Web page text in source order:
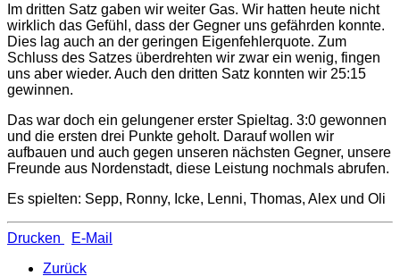
Im dritten Satz gaben wir weiter Gas. Wir hatten heute nicht
wirklich das Gefühl, dass der Gegner uns gefährden konnte.
Dies lag auch an der geringen Eigenfehlerquote. Zum
Schluss des Satzes überdrehten wir zwar ein wenig, fingen
uns aber wieder. Auch den dritten Satz konnten wir 25:15
gewinnen.
Das war doch ein gelungener erster Spieltag. 3:0 gewonnen
und die ersten drei Punkte geholt. Darauf wollen wir
aufbauen und auch gegen unseren nächsten Gegner, unsere
Freunde aus Nordenstadt, diese Leistung nochmals abrufen.
Es spielten: Sepp, Ronny, Icke, Lenni, Thomas, Alex und Oli
Drucken
E-Mail
Zurück